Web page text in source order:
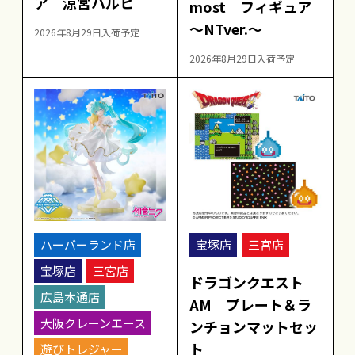
2026年8月29日入荷予定
most フィギュア
～NTver.～
2026年8月29日入荷予定
ハーバーランド店
宝塚店
三宮店
広島本通店
大阪クレーンエース
遊びトレジャー
宝塚店 三宮店
ドラゴンクエスト
AM プレート＆ラ
ンチョンマットセッ
ト